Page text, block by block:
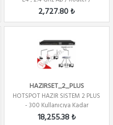
Firewall ...
2,727.80 ₺
HAZIRSET_2_PLUS
HOTSPOT HAZIR SISTEM 2 PLUS
- 300 Kullanıcıya Kadar
18,255.38 ₺